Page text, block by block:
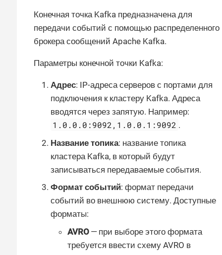
Конечная точка Kafka предназначена для
передачи событий с помощью распределенного
брокера сообщений Apache Kafka.
Параметры конечной точки Kafka:
Адрес: IP-адреса серверов с портами для
подключения к кластеру Kafka. Адреса
вводятся через запятую. Например:
1.0.0.0:9092,1.0.0.1:9092 .
Название топика: название топика
кластера Kafka, в который будут
записываться передаваемые события.
Формат событий: формат передачи
событий во внешнюю систему. Доступные
форматы:
AVRO — при выборе этого формата
требуется ввести схему AVRO в